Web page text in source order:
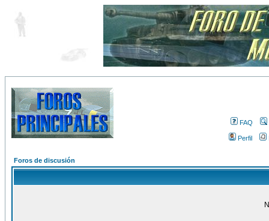
FAQ
Perfil
Foros de discusión